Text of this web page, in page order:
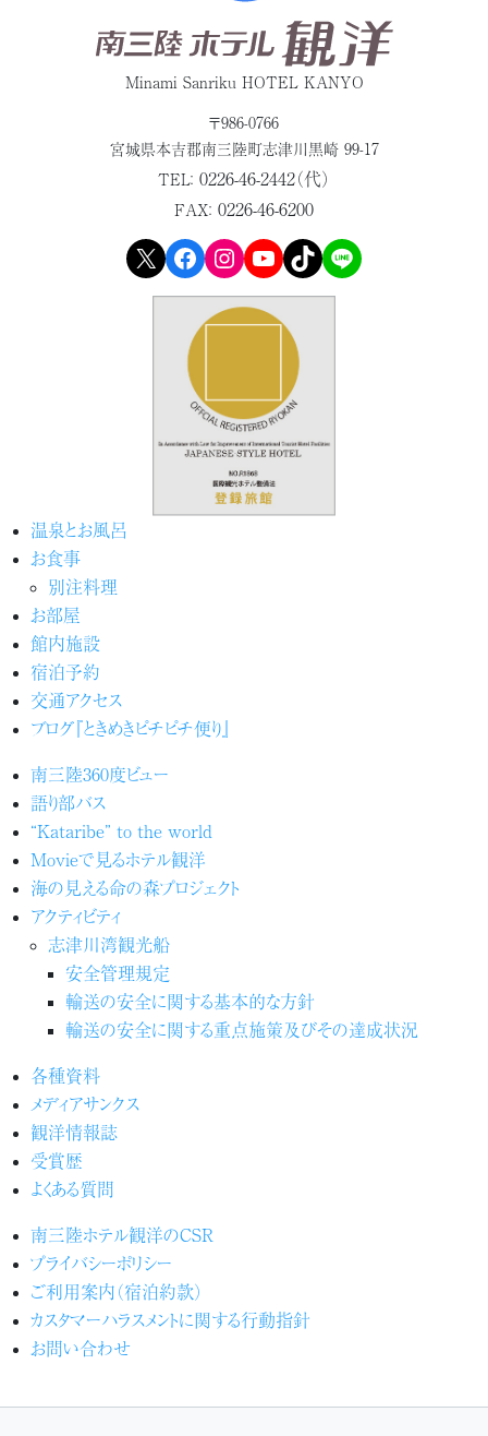
Minami Sanriku HOTEL KANYO
〒986-0766
宮城県本吉郡南三陸町志津川黒崎 99-17
TEL： 0226-46-2442（代）
FAX： 0226-46-6200
X Facebook Instagram YouTube TikTok LINE
温泉とお風呂
お食事
別注料理
お部屋
館内施設
宿泊予約
交通アクセス
ブログ『ときめきピチピチ便り』
南三陸360度ビュー
語り部バス
“Kataribe” to the world
Movieで見るホテル観洋
海の見える命の森プロジェクト
アクティビティ
志津川湾観光船
安全管理規定
輸送の安全に関する基本的な方針
輸送の安全に関する重点施策及びその達成状況
各種資料
メディアサンクス
観洋情報誌
受賞歴
よくある質問
南三陸ホテル観洋のCSR
プライバシーポリシー
ご利用案内（宿泊約款）
カスタマーハラスメントに関する行動指針
お問い合わせ